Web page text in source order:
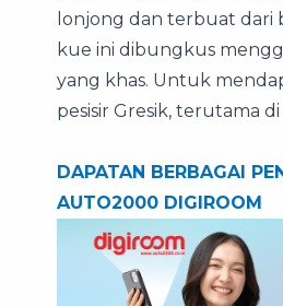
lonjong dan terbuat dari
kue ini dibungkus
yang khas. Untuk
pesisir Gresik, terutama
DAPATAN BERBAGAI
AUTO2000 DIGIROOM